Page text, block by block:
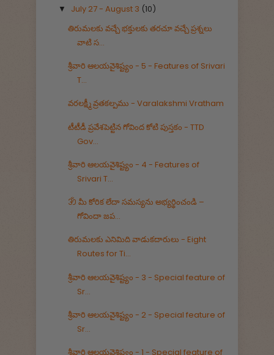
▼ July 27 - August 3 (10)
తిరుమలకు వచ్చే భక్తులకు తరచూ వచ్చే ప్రశ్నలు
వాటి స...
శ్రీవారి ఆలయవైశిష్ట్యం - 5 - Features of Srivari
T...
వరలక్ష్మీ వ్రతకల్పము - Varalakshmi Vratham
టీటీడీ ప్రవేశపెట్టిన గోవింద కోటి పుస్తకం - TTD
Gov...
శ్రీవారి ఆలయవైశిష్ట్యం - 4 - Features of
Srivari T...
ॐ మీ కోరిక లేదా సమస్యను అభ్యర్థించండి –
గోవిందా జప...
తిరుమలకు ఎనిమిది వాడుకదారులు - Eight
Routes for Ti...
శ్రీవారి ఆలయవైశిష్ట్యం - 3 - Special feature of
Sr...
శ్రీవారి ఆలయవైశిష్ట్యం - 2 - Special feature of
Sr...
శ్రీవారి ఆలయవైశిష్ట్యం - 1 - Special feature of